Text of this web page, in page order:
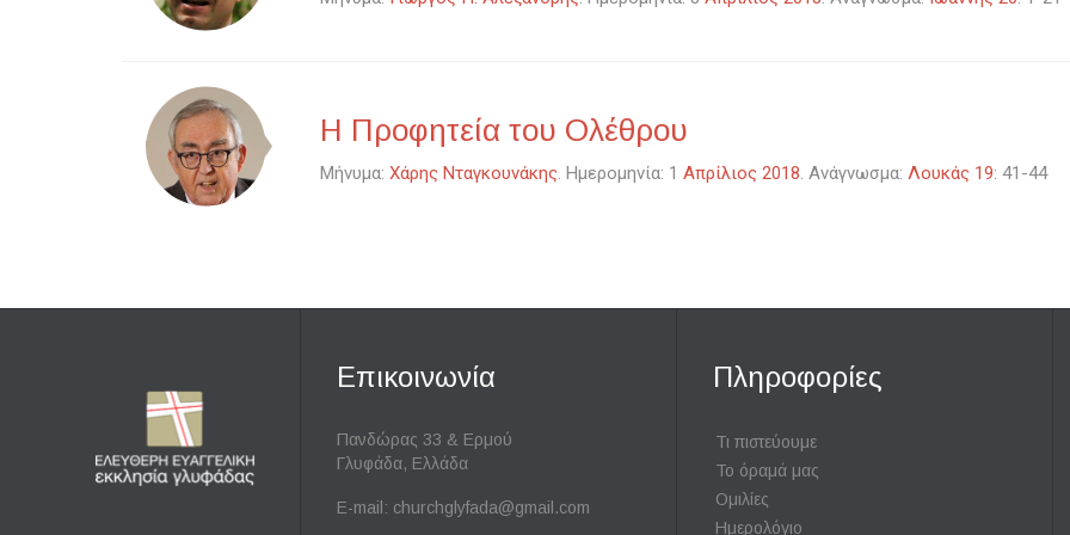
Η Προφητεία του Ολέθρου
Μήνυμα: Χάρης Νταγκουνάκης. Ημερομηνία: 1 Απρίλιος 2018. Ανάγνωσμα: Λουκάς 19: 41-44
Επικοινωνία
Πανδώρας 33 & Ερμού
Γλυφάδα, Ελλάδα
E-mail: churchglyfada@gmail.com
Πληροφορίες
Τι πιστεύουμε
Το όραμά μας
Ομιλίες
Ημερολόγιο